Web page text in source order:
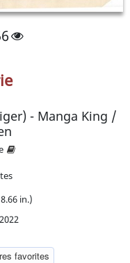
- Manga King /
in.)
favorites